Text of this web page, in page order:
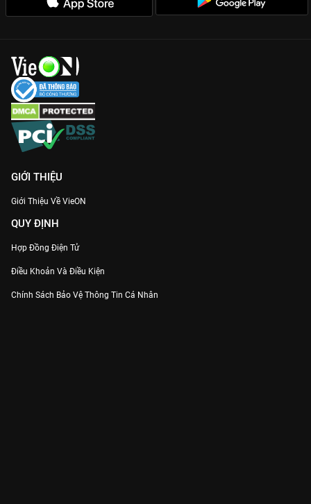
GIỚI THIỆU
Giới Thiệu Về VieON
QUY ĐỊNH
Hợp Đồng Điện Tử
Điều Khoản Và Điều Kiện
Chính Sách Bảo Vệ Thông Tin Cá Nhân